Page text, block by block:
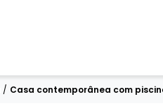
/ Casa contemporânea com